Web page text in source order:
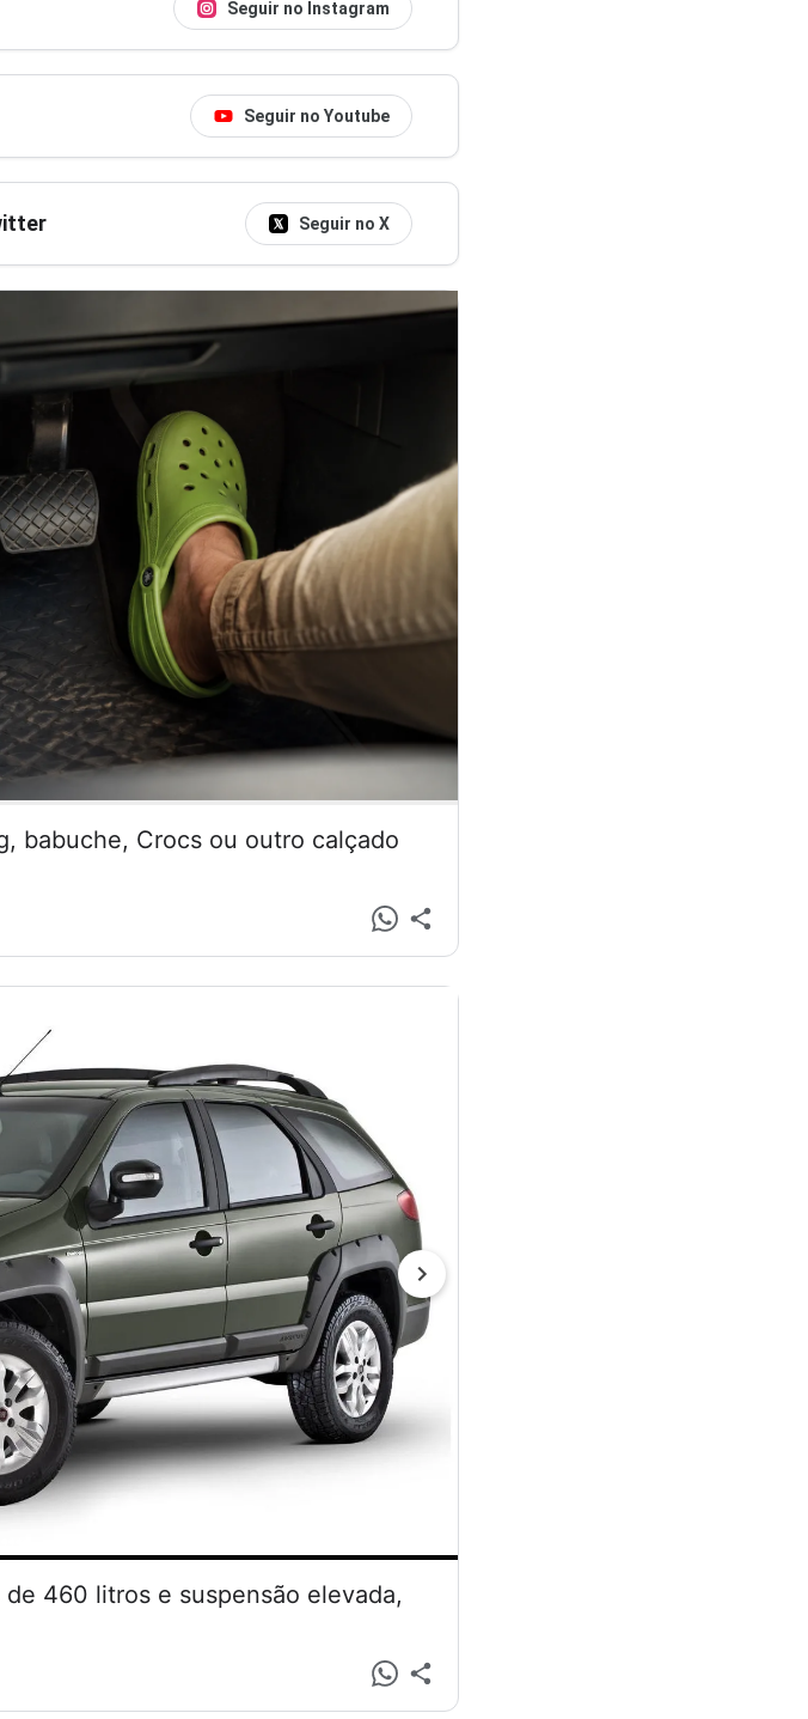
Seguir no Instagram
Seguir no Youtube
Seguir no X
babuche, Crocs ou outro calçado
460 litros e suspensão elevada,